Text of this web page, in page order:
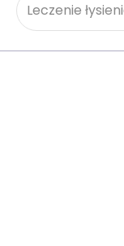
Leczenie